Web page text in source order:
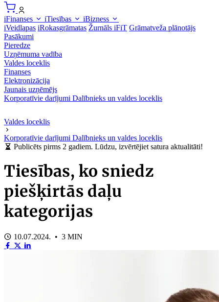
iFinanses iTiesības
iBizness
iVeidlapas iRokasgrāmatas Žurnāls iFiT Grāmatveža plānotājs
Pasākumi
Pieredze
Uzņēmuma vadība
Valdes loceklis
Finanses
Elektronizācija
Jaunais uzņēmējs
Korporatīvie darījumi Dalībnieks un valdes loceklis
Valdes loceklis
Korporatīvie darījumi Dalībnieks un valdes loceklis
Publicēts pirms 2 gadiem. Lūdzu, izvērtējiet satura aktualitāti!
Tiesības, ko sniedz
piešķirtās daļu
kategorijas
10.07.2024. • 3 MIN